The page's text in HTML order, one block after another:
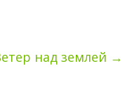
над землей →